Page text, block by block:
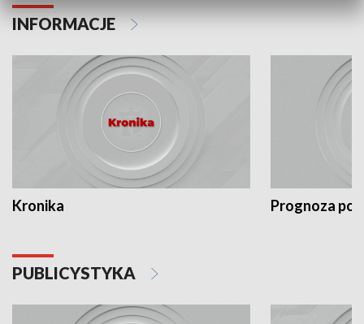
INFORMACJE
Kronika Prognoza
PUBLICYSTYKA